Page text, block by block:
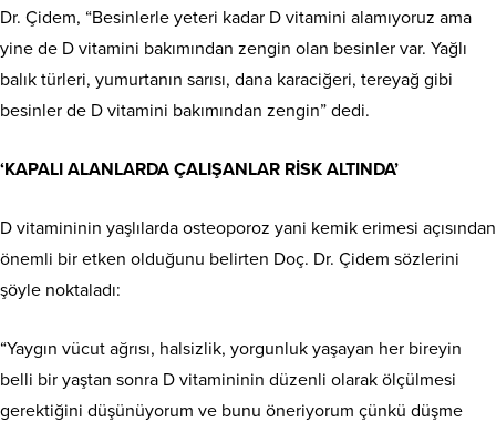
Dr. Çidem, “Besinlerle yeteri kadar D vitamini alamıyoruz ama
yine de D vitamini bakımından zengin olan besinler var. Yağlı
balık türleri, yumurtanın sarısı, dana karaciğeri, tereyağ gibi
besinler de D vitamini bakımından zengin” dedi.
‘KAPALI ALANLARDA ÇALIŞANLAR RİSK ALTINDA’
D vitamininin yaşlılarda osteoporoz yani kemik erimesi açısından
önemli bir etken olduğunu belirten Doç. Dr. Çidem sözlerini
şöyle noktaladı:
“Yaygın vücut ağrısı, halsizlik, yorgunluk yaşayan her bireyin
belli bir yaştan sonra D vitamininin düzenli olarak ölçülmesi
gerektiğini düşünüyorum ve bunu öneriyorum çünkü düşme